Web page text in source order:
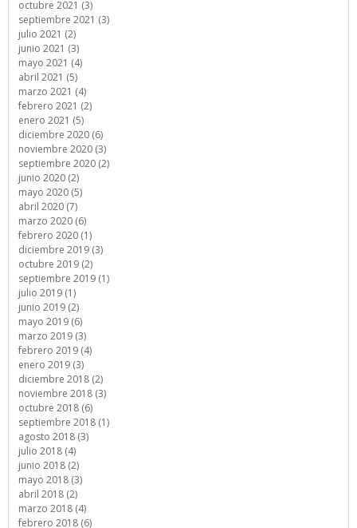
octubre 2021 (3)
septiembre 2021 (3)
julio 2021 (2)
junio 2021 (3)
mayo 2021 (4)
abril 2021 (5)
marzo 2021 (4)
febrero 2021 (2)
enero 2021 (5)
diciembre 2020 (6)
noviembre 2020 (3)
septiembre 2020 (2)
junio 2020 (2)
mayo 2020 (5)
abril 2020 (7)
marzo 2020 (6)
febrero 2020 (1)
diciembre 2019 (3)
octubre 2019 (2)
septiembre 2019 (1)
julio 2019 (1)
junio 2019 (2)
mayo 2019 (6)
marzo 2019 (3)
febrero 2019 (4)
enero 2019 (3)
diciembre 2018 (2)
noviembre 2018 (3)
octubre 2018 (6)
septiembre 2018 (1)
agosto 2018 (3)
julio 2018 (4)
junio 2018 (2)
mayo 2018 (3)
abril 2018 (2)
marzo 2018 (4)
febrero 2018 (6)